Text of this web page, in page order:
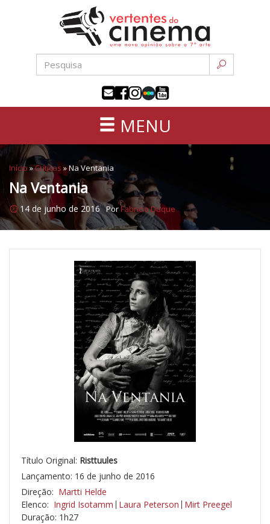
conteúdo
sétima
MENU
Início »Críticas »Na Ventania
Na Ventania
14 de junho de 2016 PorFabricio Duque
Título Original: Risttuules
Lançamento: 16 de junho de 2016
Direção: Martti Helde
Elenco: Ingrid Isotamm Laura Peterson Mirt Preegel
Duração: 1h27